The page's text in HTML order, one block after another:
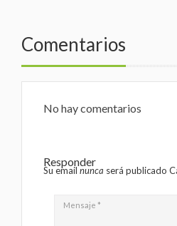
Comentarios
No hay comentarios
Responder
Su email nunca será publicado